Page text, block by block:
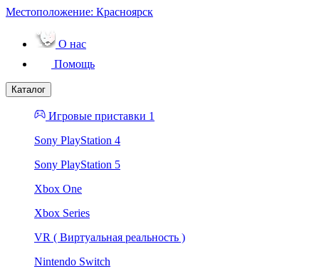
Местоположение: Красноярск
О нас
Помощь
Каталог
Игровые приставки 1
Sony PlayStation 4
Sony PlayStation 5
Xbox One
Xbox Series
VR ( Виртуальная реальность )
Nintendo Switch